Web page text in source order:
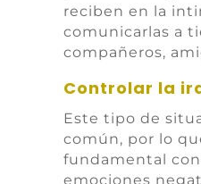
reciben en la
comunicarlas a
compañeros,
Controlar la
Este tipo de
común, por lo
fundamental
emociones